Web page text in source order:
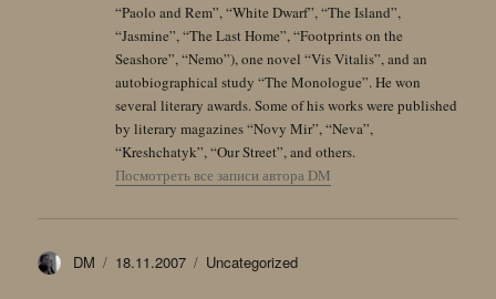
“Paolo and Rem”, “White Dwarf”, “The Island”,
“Jasmine”, “The Last Home”, “Footprints on the
Seashore”, “Nemo”), one novel “Vis Vitalis”, and an
autobiographical study “The Monologue”. He won
several literary awards. Some of his works were published
by literary magazines “Novy Mir”, “Neva”,
“Kreshchatyk”, “Our Street”, and others.
Посмотреть все записи автора DM
Автор
DM Опубликовано
18.11.2007 Рубрики
Uncategorized